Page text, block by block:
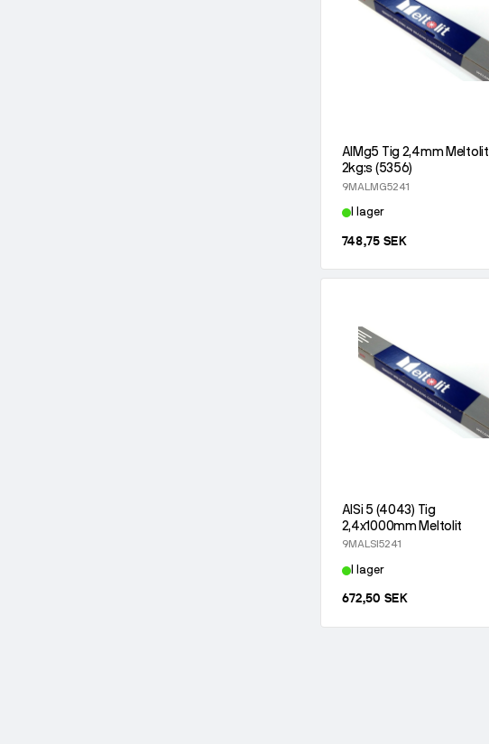
AlMg5 Tig 2,4mm Meltolit
2kg:s (5356)
9MALMG5241
I lager
748,75 SEK
AlSi 5 (4043) Tig
2,4x1000mm Meltolit
9MALSI5241
I lager
672,50 SEK